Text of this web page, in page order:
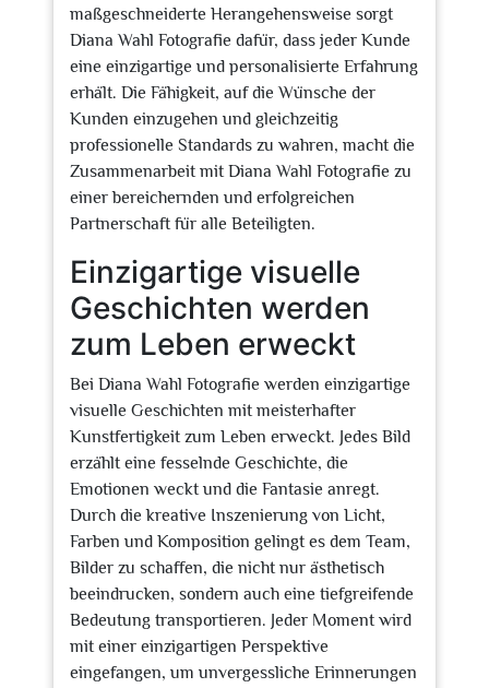
maßgeschneiderte Herangehensweise sorgt
Diana Wahl Fotografie dafür, dass jeder Kunde
eine einzigartige und personalisierte Erfahrung
erhält. Die Fähigkeit, auf die Wünsche der
Kunden einzugehen und gleichzeitig
professionelle Standards zu wahren, macht die
Zusammenarbeit mit Diana Wahl Fotografie zu
einer bereichernden und erfolgreichen
Partnerschaft für alle Beteiligten.
Einzigartige visuelle
Geschichten werden
zum Leben erweckt
Bei Diana Wahl Fotografie werden einzigartige
visuelle Geschichten mit meisterhafter
Kunstfertigkeit zum Leben erweckt. Jedes Bild
erzählt eine fesselnde Geschichte, die
Emotionen weckt und die Fantasie anregt.
Durch die kreative Inszenierung von Licht,
Farben und Komposition gelingt es dem Team,
Bilder zu schaffen, die nicht nur ästhetisch
beeindrucken, sondern auch eine tiefgreifende
Bedeutung transportieren. Jeder Moment wird
mit einer einzigartigen Perspektive
eingefangen, um unvergessliche Erinnerungen